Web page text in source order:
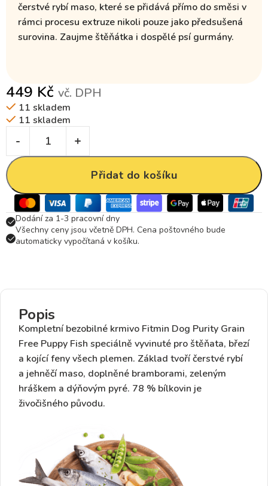
čerstvé rybí maso, které se přidává přímo do směsi v
rámci procesu extruze nikoli pouze jako předsušená
surovina. Zaujme štěňátka i dospělé psí gurmány.
449 Kč vč. DPH
11 skladem
11 skladem
Přidat do košíku
Dodání za 1-3 pracovní dny
Všechny ceny jsou včetně DPH. Cena poštovného bude
automaticky vypočítaná v košíku.
Popis
Kompletníbezobilné krmivo Fitmin Dog Purity Grain
Free Puppy Fish speciálně vyvinuté pro štěňata, březí
a kojící feny všech plemen. Základ tvoříčerstvé rybí
a jehněčí maso, doplněné bramborami, zeleným
hráškem a dýňovým pyré. 78 % bílkovin je
živočišného původu.